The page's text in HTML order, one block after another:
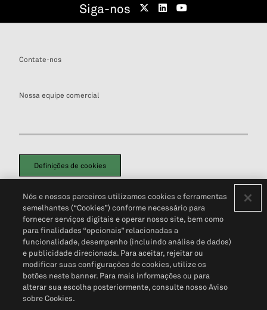
Siga-nos
Contate-nos
Nossa equipe comercial
Definições de cookies
Política de PrivacidadePortal de privacidade do cliente (em inglês)
Não Venda Minhas Informações Pessoais© 2026 S&P Global
Nós e nossos parceiros utilizamos cookies e ferramentas
semelhantes (“Cookies”) conforme necessário para
fornecer serviços digitais e operar nosso site, bem como
para finalidades “opcionais” relacionadas a
funcionalidade, desempenho (incluindo análise de dados)
e publicidade direcionada. Para aceitar, rejeitar ou
modificar suas configurações de cookies, utilize os
botões neste banner. Para mais informações ou para
alterar sua escolha posteriormente, consulte nosso Aviso
sobre Cookies.